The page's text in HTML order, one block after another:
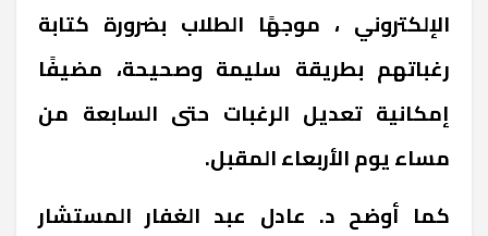
الإلكتروني ، موجهًا الطلاب بضرورة كتابة
رغباتهم بطريقة سليمة وصحيحة، مضيفًا
إمكانية تعديل الرغبات حتى السابعة من
مساء يوم الأربعاء المقبل.
كما أوضح د. عادل عبد الغفار المستشار